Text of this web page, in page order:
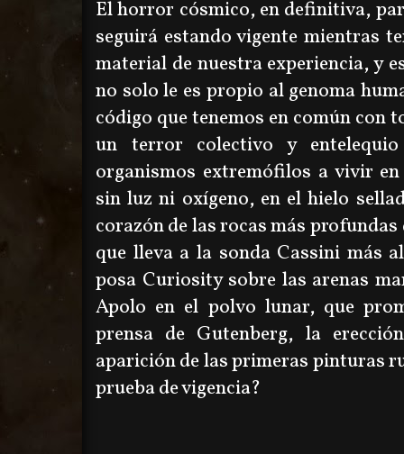
El horror cósmico, en definitiva,
seguirá estando vigente mientras
material de nuestra experiencia, y
no solo le es propio al genoma
código que tenemos en común con
un terror colectivo y
organismos extremófilos a vivir
sin luz ni oxígeno, en el hielo
corazón de las rocas más
que lleva a la sonda Cassini más
posa Curiosity sobre las arenas
Apolo en el polvo lunar, que
prensa de Gutenberg, la
aparición de las primeras pinturas
prueba de vigencia?